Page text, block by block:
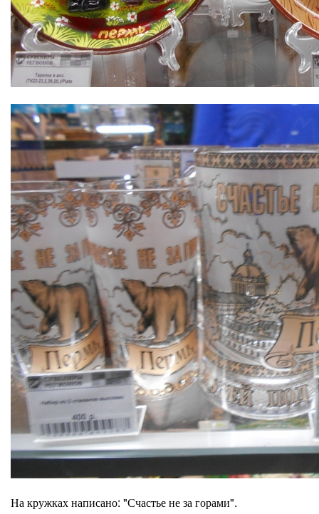
На кружках написано: "Счастье не за горами".